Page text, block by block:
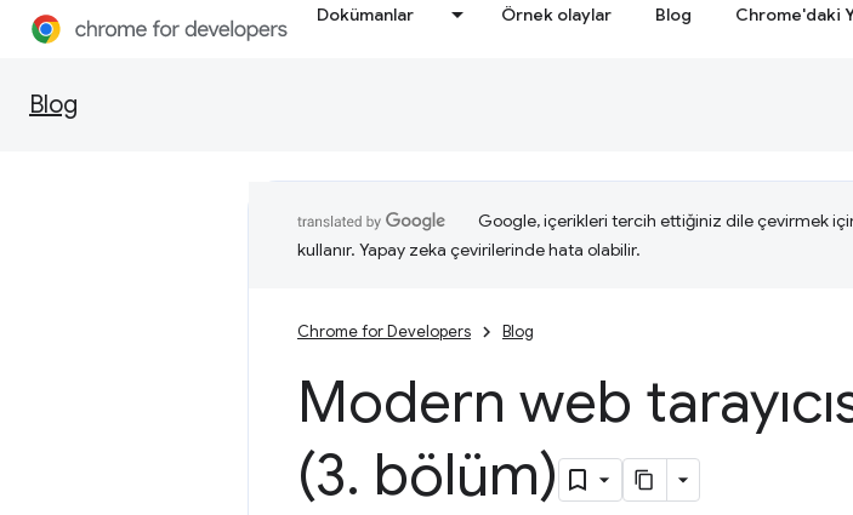
Dokümanlar Örnek olaylar Blog Chrome'daki
Blog
Google, içerikleri tercih ettiğiniz dile çevirmek
kullanır. Yapay zeka çevirilerinde hata olabilir.
Chrome for Developers Blog
Modern web
(3. bölüm)